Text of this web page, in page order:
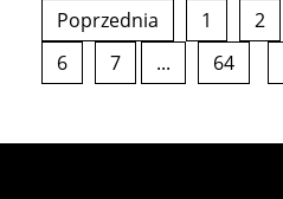
Poprzednia 1 2
6
7 ... 64